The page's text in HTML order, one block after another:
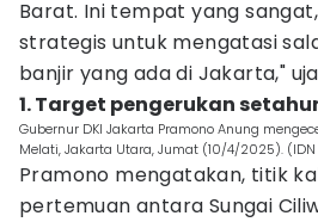
Barat. Ini tempat yang
strategis untuk mengatasi
banjir yang ada di Jakarta,"
1. Target pengerukan
Gubernur DKI Jakarta Pramono Anung
Melati, Jakarta Utara, Jumat (10/4/2025).
Pramono mengatakan, titik
pertemuan antara Sungai